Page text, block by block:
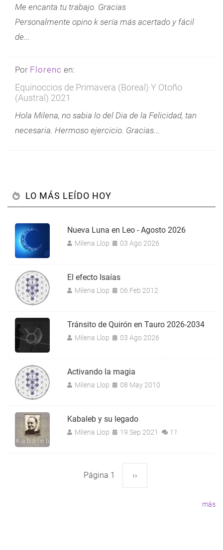
Me encanta tu trabajo. Gracias
Personalmente opino k sería más acertado y fácil
de...
Por Florenc en:
Equinoccios de Primavera (Boreal) Y Otoño
(Austral) 2021
Hola Milena, no sabia lo del Dia de la Felicidad, tan
necesaria. Hermoso ejercicio. Gracias...
LO MÁS LEÍDO HOY
Nueva Luna en Leo - Agosto 2026
Milena Llop 03 Ago 2026
El efecto Isaías
Milena Llop 06 Feb 2012
Tránsito de Quirón en Tauro 2026-2034
Milena Llop 03 Ago 2026
Activando la magia
Milena Llop 08 May 2010
Kabaleb y su legado
Milena Llop 19 Sep 2021 11
Página 1 Siguiente
››
más